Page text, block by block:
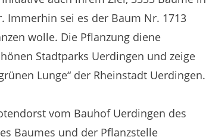
Immerhin sei es der Baum Nr. 1713
wolle. Die Pflanzung diene
Stadtparks Uerdingen und zeige
Lunge“ der Rheinstadt Uerdingen.
vom Bauhof Uerdingen des
Baumes und der Pflanzstelle